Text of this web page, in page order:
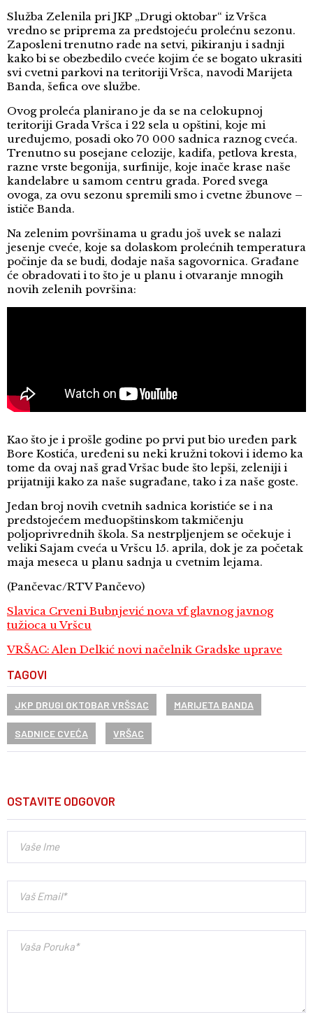
Služba Zelenila pri JKP „Drugi oktobar“ iz Vršca
vredno se priprema za predstojeću prolećnu sezonu.
Zaposleni trenutno rade na setvi, pikiranju i sadnji
kako bi se obezbedilo cveće kojim će se bogato ukrasiti
svi cvetni parkovi na teritoriji Vršca, navodi Marijeta
Banda, šefica ove službe.
Ovog proleća planirano je da se na celokupnoj
teritoriji Grada Vršca i 22 sela u opštini, koje mi
uređujemo, posadi oko 70 000 sadnica raznog cveća.
Trenutno su posejane celozije, kadifa, petlova kresta,
razne vrste begonija, surfinije, koje inače krase naše
kandelabre u samom centru grada. Pored svega
ovoga, za ovu sezonu spremili smo i cvetne žbunove –
ističe Banda.
Na zelenim površinama u gradu još uvek se nalazi
jesenje cveće, koje sa dolaskom prolećnih temperatura
počinje da se budi, dodaje naša sagovornica. Građane
će obradovati i to što je u planu i otvaranje mnogih
novih zelenih površina:
Kao što je i prošle godine po prvi put bio uređen park
Bore Kostića, uređeni su neki kružni tokovi i idemo ka
tome da ovaj naš grad Vršac bude što lepši, zeleniji i
prijatniji kako za naše sugrađane, tako i za naše goste.
Jedan broj novih cvetnih sadnica koristiće se i na
predstojećem međuopštinskom takmičenju
poljoprivrednih škola. Sa nestrpljenjem se očekuje i
veliki Sajam cveća u Vršcu 15. aprila, dok je za početak
maja meseca u planu sadnja u cvetnim lejama.
(Pančevac/RTV Pančevo)
Slavica Crveni Bubnjević nova vf glavnog javnog
tužioca u Vršcu
VRŠAC: Alen Delkić novi načelnik Gradske uprave
TAGOVI
JKP DRUGI OKTOBAR VRŠSAC MARIJETA BANDA
SADNICE CVEĆA VRŠAC
OSTAVITE ODGOVOR